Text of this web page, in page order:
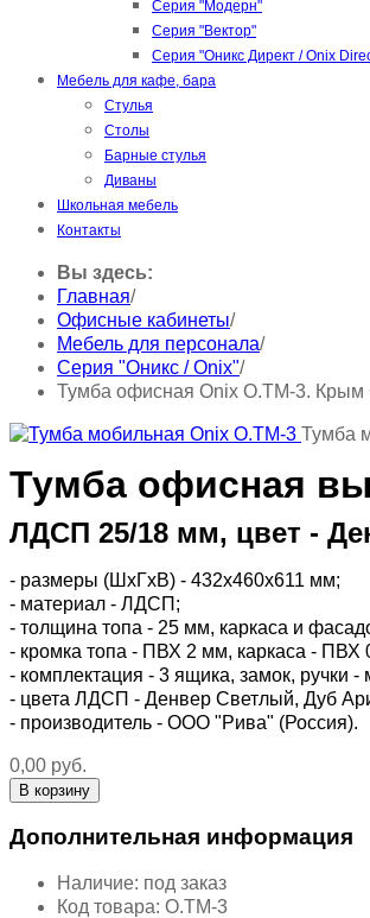
Серия "Модерн"
Серия "Вектор"
Серия "Оникс Директ / Onix
Мебель для кафе, бара
Стулья
Столы
Барные стулья
Диваны
Школьная мебель
Контакты
Вы здесь:
Главная/
Офисные кабинеты/
Мебель для персонала/
Серия "Оникс / Onix"/
Тумба офисная Onix O.TM-3.
Тумба
Тумба офисная
ЛДСП 25/18 мм, цвет -
- размеры (ШхГхВ) - 432х460х611 мм;
- материал - ЛДСП;
- толщина топа - 25 мм, каркаса и
- кромка топа - ПВХ 2 мм, каркаса - ПВХ
- комплектация - 3 ящика, замок, ручки
- цвета ЛДСП - Денвер Светлый, Дуб
- производитель - ООО "Рива" (Россия).
0,00 руб.
Дополнительная информация
Наличие: под заказ
Код товара: O.TM-3